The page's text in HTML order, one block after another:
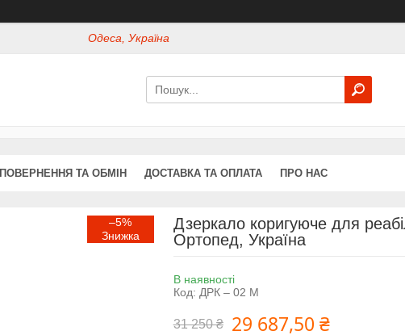
Одеса, Україна
ПОВЕРНЕННЯ ТА ОБМІН ДОСТАВКА ТА ОПЛАТА ПРО НАС
–5%
Дзеркало коригуюче для
Ортопед, Україна
В наявності
Код: ДРК – 02 М
31 250 ₴ 29 687,50 ₴